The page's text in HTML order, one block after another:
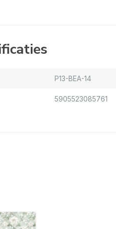
P13-BEA-14
5905523085761